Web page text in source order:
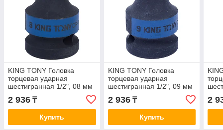
KING TONY Головка
торцевая ударная
шестигранная 1/2", 08 мм
2 936 ₸
Купить
KING TONY Головка
торцевая ударная
шестигранная 1/2", 09 мм
2 936₸
Купить
2